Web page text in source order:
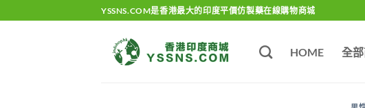
to
YSSNS.COM是香港最大的印度平價仿製藥在線購物商城
HOME 全